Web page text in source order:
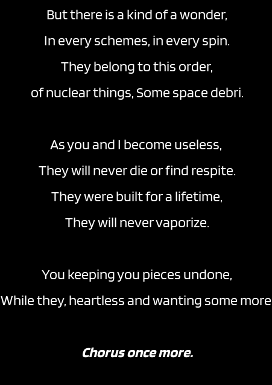
But there is a kind of a wonder,
In every schemes, in every spin.
They belong to this order,
of nuclear things, Some space debri.
As you and I become useless,
They will never die or find respite.
They were built for a lifetime,
They will never vaporize.
You keeping you pieces undone,
While they, heartless and wanting some
Chorus once more.